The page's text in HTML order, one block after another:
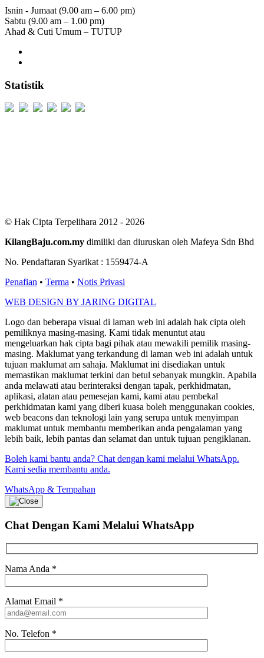
Isnin - Jumaat (9.00 am – 6.00 pm)
Sabtu (9.00 am – 1.00 pm)
Ahad & Cuti Umum – TUTUP
Statistik
© Hak Cipta Terpelihara 2012 - 2026
KilangBaju.com.my dimiliki dan diuruskan oleh Mafeya Sdn Bhd
No. Pendaftaran Syarikat : 1559474-A
Penafian • Terma • Notis Privasi
WEB DESIGN BY JARING DIGITAL
Logo dan beberapa visual di laman web ini adalah hak cipta oleh
pemiliknya masing-masing. Kami tidak menuntut atau
mengeluarkan hak cipta bagi pihak atau mewakili pemilik masing-
masing. Maklumat yang terkandung di laman web ini adalah untuk
tujuan maklumat am sahaja. Maklumat ini disediakan untuk
memastikan maklumat terkini dan betul sebanyak mungkin. Apabila
anda melawati atau berinteraksi dengan tapak, perkhidmatan,
aplikasi, alatan atau pemesejan kami, kami atau pembekal
perkhidmatan kami yang diberi kuasa boleh menggunakan cookies,
web beacons dan teknologi lain yang serupa untuk menyimpan
maklumat untuk membantu memberikan anda pengalaman yang
lebih baik, lebih pantas dan selamat dan untuk tujuan pengiklanan.
Boleh kami bantu anda? Chat dengan kami melalui WhatsApp.
Kami sedia membantu anda.
WhatsApp & Tempahan
Chat Dengan Kami Melalui WhatsApp
Nama Anda *
Alamat Email *
No. Telefon *